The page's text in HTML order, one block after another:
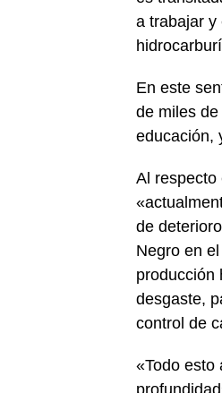
a trabajar y
En este
de miles
educación,
Al respecto
de
Negro en
producción
desgaste,
control de
«Todo esto